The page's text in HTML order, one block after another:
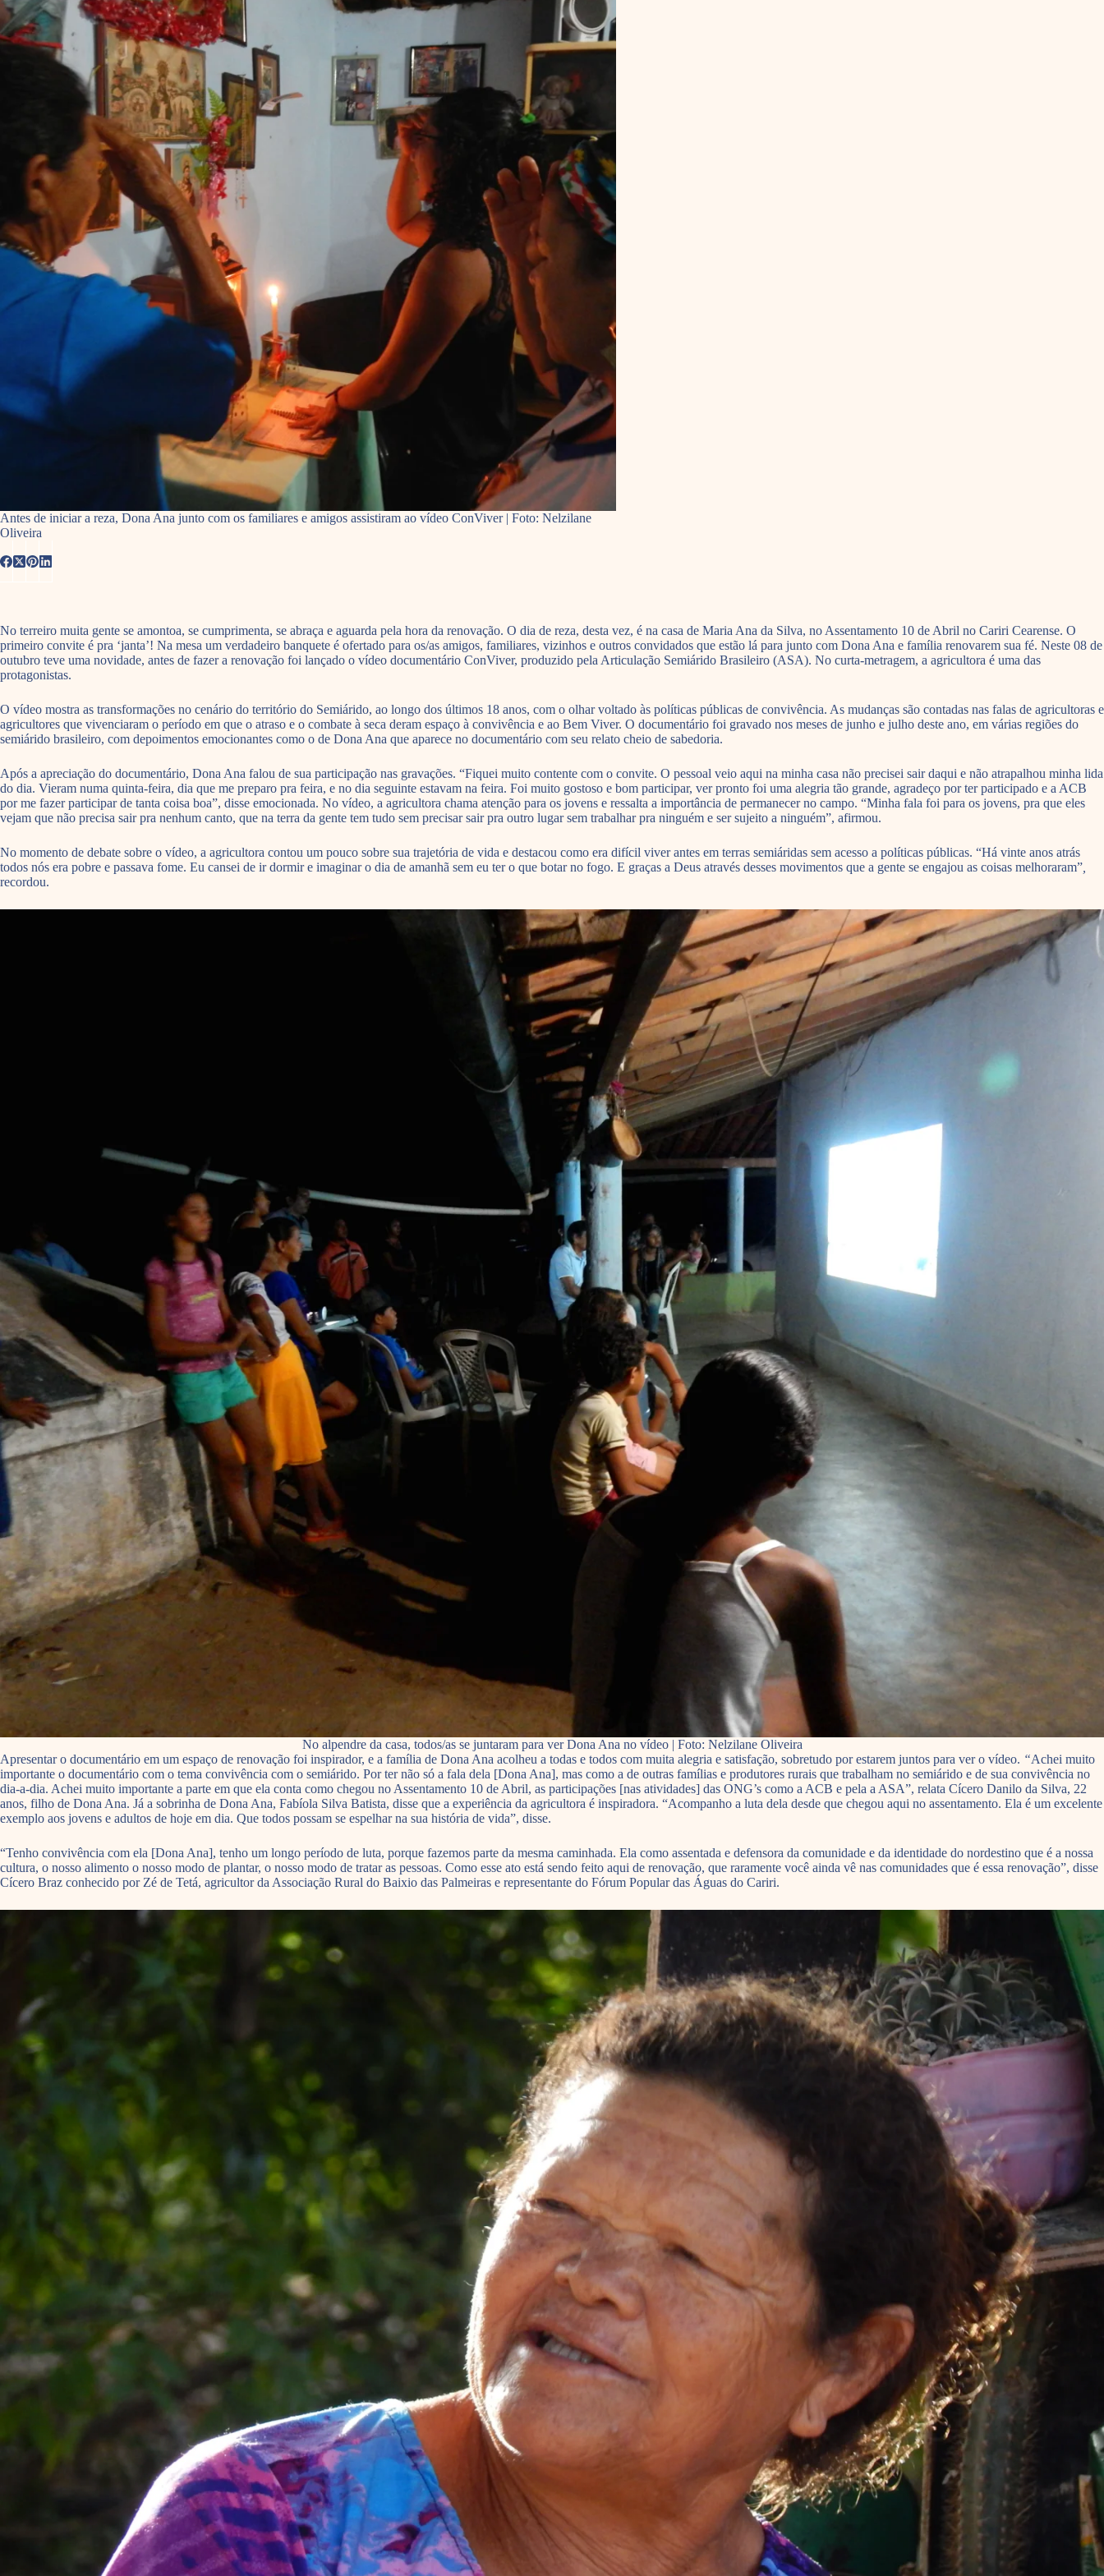
Antes de iniciar a reza, Dona Ana junto com os familiares e amigos assistiram ao vídeo ConViver | Foto: Nelzilane
Oliveira
No terreiro muita gente se amontoa, se cumprimenta, se abraça e aguarda pela hora da renovação. O dia de reza, desta vez, é na casa de Maria Ana da Silva, no Assentamento 10 de Abril no Cariri Cearense. O
primeiro convite é pra ‘janta’! Na mesa um verdadeiro banquete é ofertado para os/as amigos, familiares, vizinhos e outros convidados que estão lá para junto com Dona Ana e família renovarem sua fé. Neste 08 de
outubro teve uma novidade, antes de fazer a renovação foi lançado o vídeo documentário ConViver, produzido pela Articulação Semiárido Brasileiro (ASA). No curta-metragem, a agricultora é uma das
protagonistas.
O vídeo mostra as transformações no cenário do território do Semiárido, ao longo dos últimos 18 anos, com o olhar voltado às políticas públicas de convivência. As mudanças são contadas nas falas de agricultoras e
agricultores que vivenciaram o período em que o atraso e o combate à seca deram espaço à convivência e ao Bem Viver. O documentário foi gravado nos meses de junho e julho deste ano, em várias regiões do
semiárido brasileiro, com depoimentos emocionantes como o de Dona Ana que aparece no documentário com seu relato cheio de sabedoria.
Após a apreciação do documentário, Dona Ana falou de sua participação nas gravações. “Fiquei muito contente com o convite. O pessoal veio aqui na minha casa não precisei sair daqui e não atrapalhou minha lida
do dia. Vieram numa quinta-feira, dia que me preparo pra feira, e no dia seguinte estavam na feira. Foi muito gostoso e bom participar, ver pronto foi uma alegria tão grande, agradeço por ter participado e a ACB
por me fazer participar de tanta coisa boa”, disse emocionada. No vídeo, a agricultora chama atenção para os jovens e ressalta a importância de permanecer no campo. “Minha fala foi para os jovens, pra que eles
vejam que não precisa sair pra nenhum canto, que na terra da gente tem tudo sem precisar sair pra outro lugar sem trabalhar pra ninguém e ser sujeito a ninguém”, afirmou.
No momento de debate sobre o vídeo, a agricultora contou um pouco sobre sua trajetória de vida e destacou como era difícil viver antes em terras semiáridas sem acesso a políticas públicas. “Há vinte anos atrás
todos nós era pobre e passava fome. Eu cansei de ir dormir e imaginar o dia de amanhã sem eu ter o que botar no fogo. E graças a Deus através desses movimentos que a gente se engajou as coisas melhoraram”
recordou.
No alpendre da casa, todos/as se juntaram para ver Dona Ana no vídeo | Foto: Nelzilane Oliveira
Apresentar o documentário em um espaço de renovação foi inspirador, e a família de Dona Ana acolheu a todas e todos com muita alegria e satisfação, sobretudo por estarem juntos para ver o vídeo. “Achei muito
importante o documentário com o tema convivência com o semiárido. Por ter não só a fala dela [Dona Ana], mas como a de outras famílias e produtores rurais que trabalham no semiárido e de sua convivência no
dia-a-dia. Achei muito importante a parte em que ela conta como chegou no Assentamento 10 de Abril, as participações [nas atividades] das ONG’s como a ACB e pela a ASA”, relata Cícero Danilo da Silva, 22
anos, filho de Dona Ana. Já a sobrinha de Dona Ana, Fabíola Silva Batista, disse que a experiência da agricultora é inspiradora. “Acompanho a luta dela desde que chegou aqui no assentamento. Ela é um excelente
exemplo aos jovens e adultos de hoje em dia. Que todos possam se espelhar na sua história de vida”, disse.
“Tenho convivência com ela [Dona Ana], tenho um longo período de luta, porque fazemos parte da mesma caminhada. Ela como assentada e defensora da comunidade e da identidade do nordestino que é a nossa
cultura, o nosso alimento o nosso modo de plantar, o nosso modo de tratar as pessoas. Como esse ato está sendo feito aqui de renovação, que raramente você ainda vê nas comunidades que é essa renovação”, disse
Cícero Braz conhecido por Zé de Tetá, agricultor da Associação Rural do Baixio das Palmeiras e representante do Fórum Popular das Águas do Cariri.